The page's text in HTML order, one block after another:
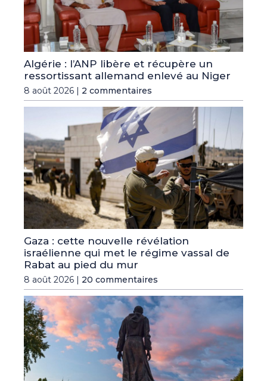
Algérie : l’ANP libère et récupère un
ressortissant allemand enlevé au Niger
8 août 2026 | 2 commentaires
Gaza : cette nouvelle révélation
israélienne qui met le régime vassal de
Rabat au pied du mur
8 août 2026 | 20 commentaires